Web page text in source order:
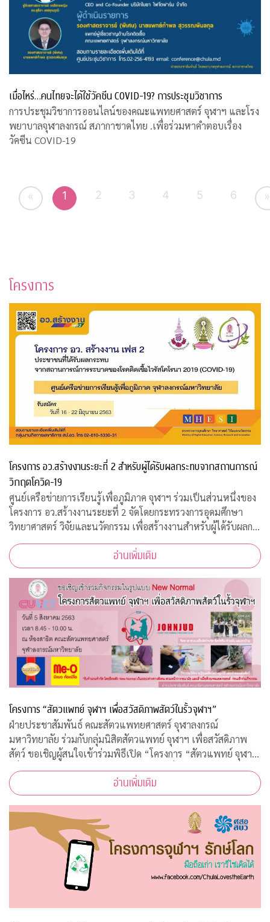
เมื่อไหร่…คนไทยจะได้ใช้วัคซีน COVID-19? การประชุมวิชาการ
การประชุมวิชาการออนไลน์ของคณะแพทยศาสตร์ จุฬาฯ และโรง
พยาบาลจุฬาลงกรณ์ สภากาชาดไทย .เพื่อร่วมหาคำตอบเรื่อง
วัคซีน COVID-19
« 1 2 3 4 5 6 »
โครงการ
โครงการ อว.สร้างงานระยะที่ 2 สำหรับผู้ได้รับผลกระทบจากสถานการณ์
วิกฤตโควิด-19
ศูนย์เครือข่ายการเรียนรู้เพื่อภูมิภาค จุฬาฯ ร่วมเป็นส่วนหนึ่งของ
โครงการ อว.สร้างงานระยะที่ 2 จัดโดยกระทรวงการอุดมศึกษา
วิทยาศาสตร์ วิจัยและนวัตกรรม เพื่อสร้างงานสำหรับผู้ได้รับผลก
ระทบจากสถานการณ์วิกฤตโควิด-19 เปิดรับสมัครประชาชนทั่วไป
จำนวน 200 อัตรา
อ่านเพิ่มเติม
โครงการ “สัตวแพทย์ จุฬาฯ เพื่อสวัสดิภาพสัตว์ในรั้วจุฬาฯ”
ฝ่ายประชาสัมพันธ์ คณะสัตวแพทยศาสตร์ จุฬาลงกรณ์
มหาวิทยาลัย ร่วมกับกลุ่มนิสิตสัตวแพทย์ จุฬาฯ เพื่อสวัสดิภาพ
สัตว์ ขอเชิญผู้สนใจเข้าร่วมพิธีเปิด “โครงการ “สัตวแพทย์ จุฬาฯ
เพื่อสวัสดิภาพสัตว์ในรั้วจุฬาฯ” ในวันพุธที่ 5 สิงหาคม 2563
เวลา 08.45 – 10.00 น. ณ ห้ออ่านเพิ่มเติม